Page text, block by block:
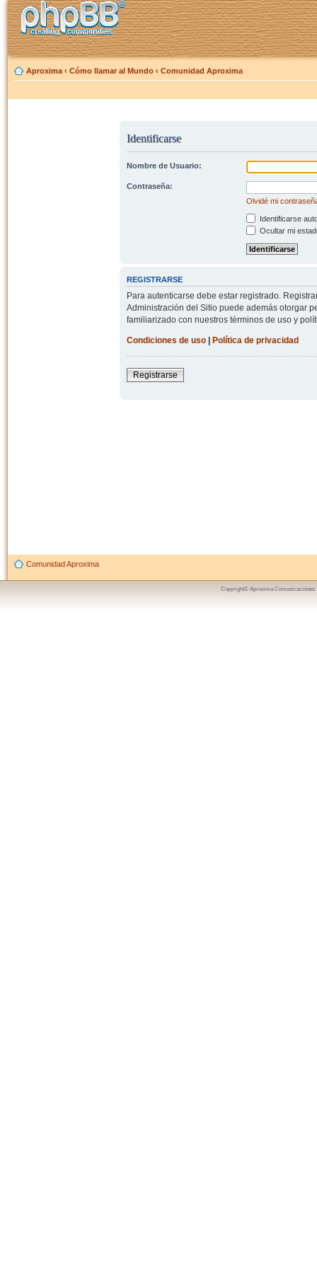
Aproxima ‹ Cómo llamar al Mundo ‹ Comunidad Aproxima
Identificarse
Nombre de Usuario:
Contraseña:
Olvidé mi
Identificarse
Ocultar mi
REGISTRARSE
Para autenticarse debe estar registrado.
Administración del Sitio puede además otorgar
familiarizado con nuestros términos de uso y
Condiciones de uso| Política de privacidad
Registrarse
Comunidad Aproxima
Copyright© Aproxima Comunicaciones